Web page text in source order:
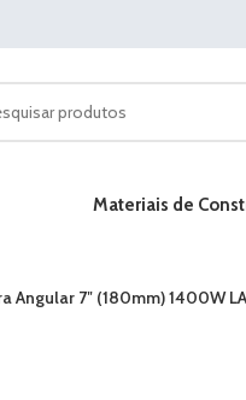
Materiais de
Angular 7″ (180mm) 1400W